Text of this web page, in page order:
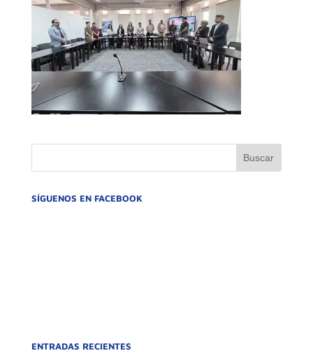
SÍGUENOS EN FACEBOOK
ENTRADAS RECIENTES